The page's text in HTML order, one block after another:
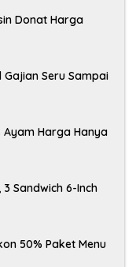
Donat Harga
Gajian Seru Sampai
Ayam Harga Hanya
Sandwich 6-Inch
50% Paket Menu